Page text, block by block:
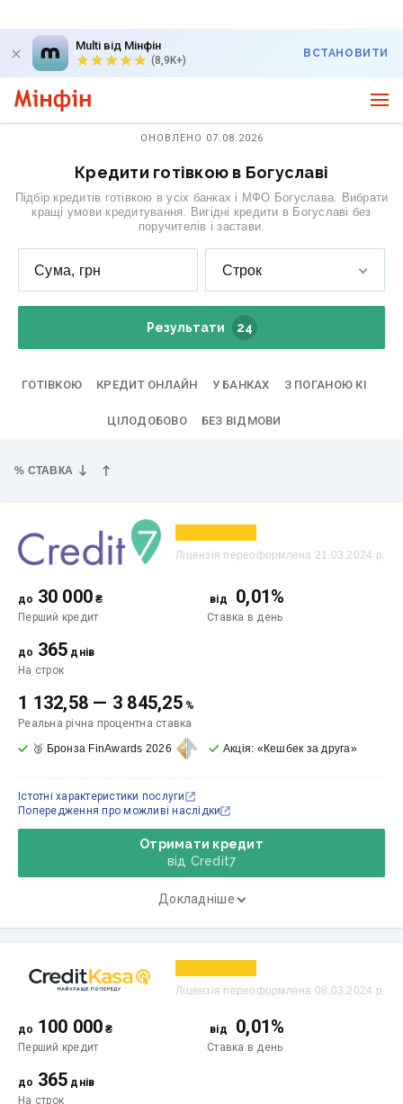
Multi від Мінфін
(8,9K+)
ВСТАНОВИТИ
ОНОВЛЕНО 07.08.2026
Кредити готівкою в Богуславі
Підбір кредитів готівкою в усіх банках і МФО Богуслава. Вибрати
кращі умови кредитування. Вигідні кредити в Богуславі без
поручителів і застави.
Сума, грн Строк
Результати 24
ГОТІВКОЮ КРЕДИТ ОНЛАЙН У БАНКАХ З ПОГАНОЮ КІ
ЦІЛОДОБОВО БЕЗ ВІДМОВИ
% СТАВКА
Ліцензія переоформлена 21.03.2024 р.
до 30 000 ₴
Перший кредит
від 0,01%
Ставка в день
до 365 днів
На строк
1 132,58 — 3 845,25 %
Реальна річна процентна ставка
Отримати кредит
від Credit7
Докладніше
🥉 Бронза FinAwards 2026 Акція: «Кешбек за друга»
Істотні характеристики послуги
Попередження про можливі наслідки
Ліцензія переоформлена 08.03.2024 р.
до 100 000 ₴
Перший кредит
від 0,01%
Ставка в день
до 365 днів
На строк